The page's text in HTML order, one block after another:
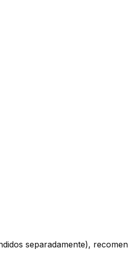
separadamente),